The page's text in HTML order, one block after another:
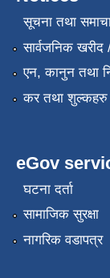
सूचना तथा
सार्वजनिक
एन, कानुन तथा
कर तथा शुल्कहरु
eGov
घटना दर्ता
सामाजिक सुरक्षा
नागरिक वडापत्र